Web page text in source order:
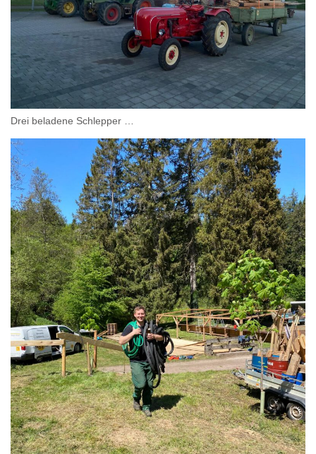
Drei beladene Schlepper …